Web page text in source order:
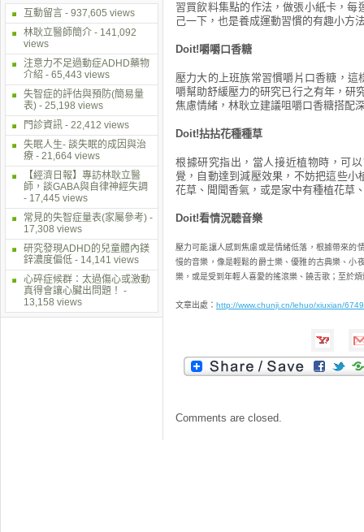
習買飲料集點的作法，做張小紙卡，
己一下，也是養成運動習慣的有趣小方
Doit!嚼嚼口香糖
壓力大的上班族常習慣嚼片口香糖，
嚼幫助舒緩壓力的研究已行之有年，研
焦慮情緒，林耿立建議咀嚼口香糖搭配
Doit!拈拈花種種草
根據研究指出，當人接近植物時，可
覺，自動達到減壓效果，不妨把這些
花草、聞聞香氣，或是家中有種植花草
Doit!看情況聽音樂
壓力可能讓人感到焦慮或是情緒低落，根據帶來的
慢的音樂，像是輕鬆的爵士樂、優雅的古典樂、小
樂，或是受到年輕人喜愛的搖滾樂、饒舌歌；至於
文章出處： http://www.chunji.cn/lehuo/xiuxian/
Comments are closed.
互動留言 - 937,605 views
林耿立醫師簡介 - 141,092
views
注意力不足過動症ADHD藥物
介紹 - 65,443 views
失智症的評估與預防(簡易量
表) - 25,198 views
門診資訊 - 22,412 views
失眠人生- 談失眠的成因與治
療 - 21,664 views
【經濟日報】專訪林耿立醫
師，談GABA與自律神經失調
- 17,445 views
常見的失智症量表(家屬參考) -
17,308 views
研究發現ADHD的兒童體內鎂
鋅濃度偏低 - 14,141 views
心碎症候群：太過傷心或激動
真得會讓心臟出問題！ -
13,158 views